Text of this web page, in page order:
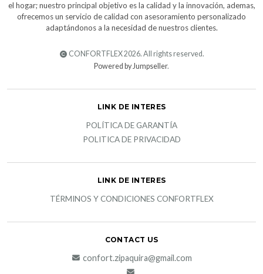
el hogar; nuestro principal objetivo es la calidad y la innovación, ademas,
ofrecemos un servicio de calidad con asesoramiento personalizado
adaptándonos a la necesidad de nuestros clientes.
CONFORTFLEX 2026. All rights reserved.
Powered by Jumpseller.
LINK DE INTERES
POLÍTICA DE GARANTÍA
POLITICA DE PRIVACIDAD
LINK DE INTERES
TÉRMINOS Y CONDICIONES CONFORTFLEX
CONTACT US
confort.zipaquira@gmail.com